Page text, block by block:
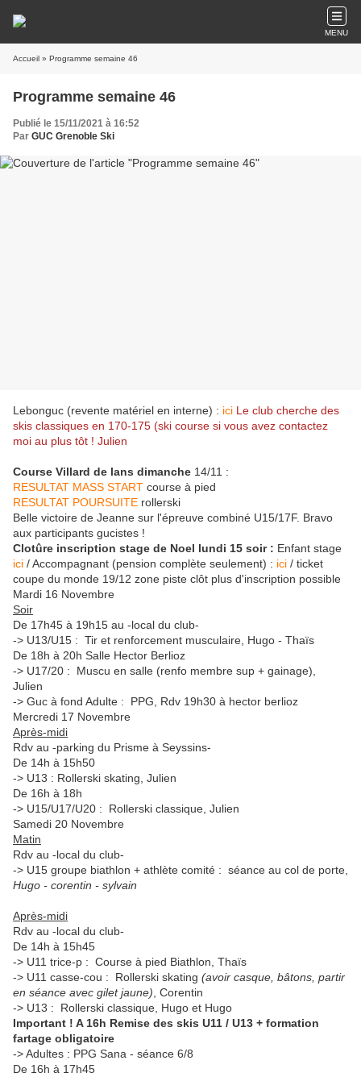
MENU
Accueil » Programme semaine 46
Programme semaine 46
Publié le 15/11/2021 à 16:52
Par GUC Grenoble Ski
Lebonguc (revente matériel en interne) : ici Le club cherche des
skis classiques en 170-175 (ski course si vous avez contactez
moi au plus tôt ! Julien
Course Villard de lans dimanche 14/11 :
RESULTAT MASS START course à pied
RESULTAT POURSUITE rollerski
Belle victoire de Jeanne sur l'épreuve combiné U15/17F. Bravo
aux participants gucistes !
Clotûre inscription stage de Noel lundi 15 soir : Enfant stage
ici / Accompagnant (pension complète seulement) : ici / ticket
coupe du monde 19/12 zone piste clôt plus d'inscription possible
Mardi 16 Novembre
Soir
De 17h45 à 19h15 au -local du club-
-> U13/U15 : Tir et renforcement musculaire, Hugo - Thaïs
De 18h à 20h Salle Hector Berlioz
-> U17/20 : Muscu en salle (renfo membre sup + gainage),
Julien
-> Guc à fond Adulte : PPG, Rdv 19h30 à hector berlioz
Mercredi 17 Novembre
Après-midi
Rdv au -parking du Prisme à Seyssins-
De 14h à 15h50
-> U13 : Rollerski skating, Julien
De 16h à 18h
-> U15/U17/U20 : Rollerski classique, Julien
Samedi 20 Novembre
Matin
Rdv au -local du club-
-> U15 groupe biathlon + athlète comité : séance au col de porte,
Hugo - corentin - sylvain
Après-midi
Rdv au -local du club-
De 14h à 15h45
-> U11 trice-p : Course à pied Biathlon, Thaïs
-> U11 casse-cou : Rollerski skating (avoir casque, bâtons, partir
en séance avec gilet jaune) , Corentin
-> U13 : Rollerski classique, Hugo et Hugo
Important ! A 16h Remise des skis U11 / U13 + formation
fartage obligatoire
-> Adultes : PPG Sana - séance 6/8
De 16h à 17h45